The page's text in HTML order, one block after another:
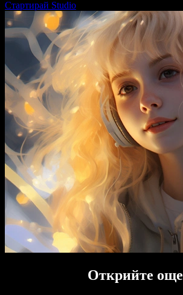
Стартирай Studio
Открийте още